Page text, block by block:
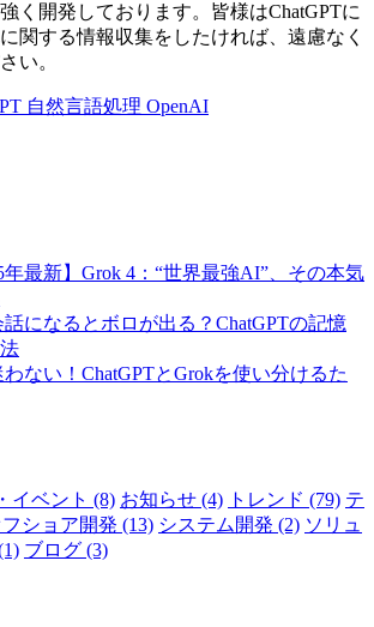
く開発しております。皆様はChatGPTに
関する情報収集をしたければ、遠慮なく
い。
自然言語処理 OpenAI
年最新】Grok 4：“世界最強AI”、その本気
になるとボロが出る？ChatGPTの記憶
わない！ChatGPTとGrokを使い分けるた
イベント (8) お知らせ (4) トレンド (79) テ
ショア開発 (13) システム開発 (2) ソリュ
ブログ (3)